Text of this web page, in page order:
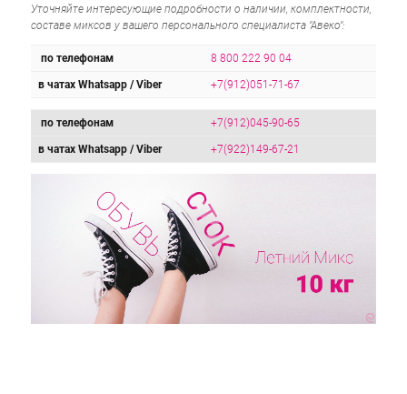
Уточняйте интересующие подробности о наличии, комплектности,
составе миксов у вашего персонального специалиста "Авеко":
по телефонам 8 800 222 90 04
в чатах Whatsapp / Viber +7(912)051-71-67
по телефонам +7(912)045-90-65
в чатах Whatsapp / Viber +7(922)149-67-21